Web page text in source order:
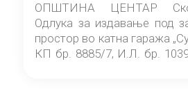
ОПШТИНА ЦЕНТАР
Одлука за издавање под
простор во катна гаража
КП бр. 8885/7, И.Л. бр.